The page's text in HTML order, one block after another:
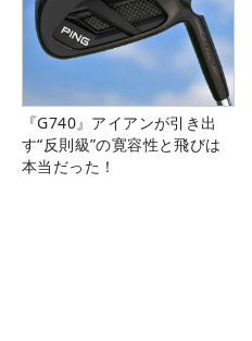
『G740』アイアンが引き出
す“反則級”の寛容性と飛びは
本当だった！